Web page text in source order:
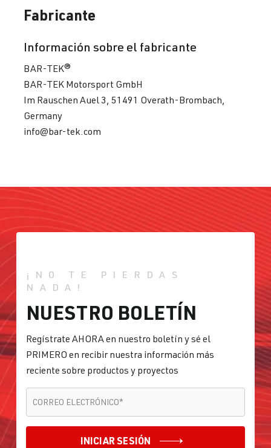
Fabricante
Información sobre el fabricante
BAR-TEK®
BAR-TEK Motorsport GmbH
Im Rauschen Auel 3, 51491 Overath-Brombach,
Germany
info@bar-tek.com
¡NO TE PIERDAS
NADA!
NUESTRO BOLETÍN
Regístrate AHORA en nuestro boletín y sé el
PRIMERO en recibir nuestra información más
reciente sobre productos y proyectos
CORREO ELECTRÓNICO*
INICIAR SESIÓN